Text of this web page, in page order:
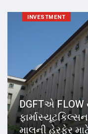
INVESTMENT
DGFTએ
માલની હેરફેર